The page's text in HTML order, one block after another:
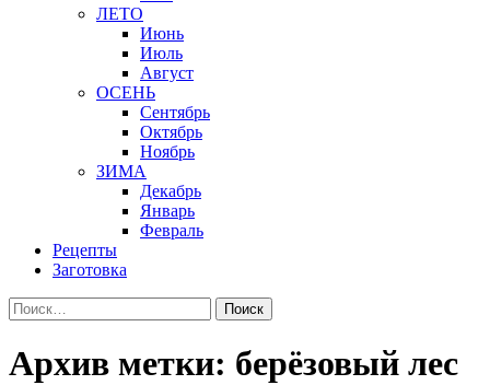
ЛЕТО
Июнь
Июль
Август
ОСЕНЬ
Сентябрь
Октябрь
Ноябрь
ЗИМА
Декабрь
Январь
Февраль
Рецепты
Заготовка
Найти:
Архив метки: берёзовый лес